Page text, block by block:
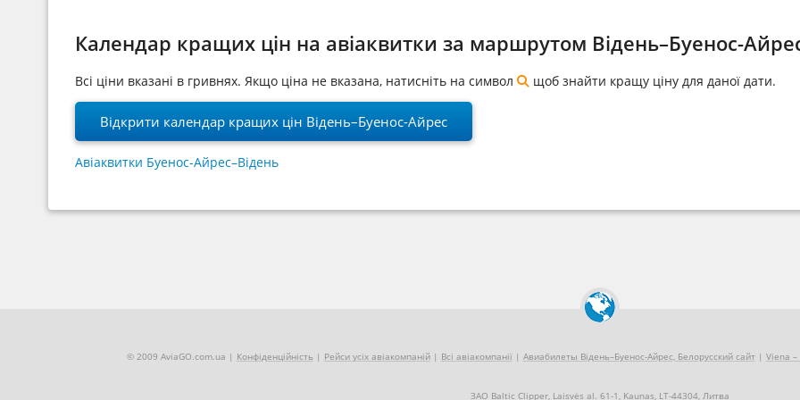
Календар кращих цін на авіаквитки за маршрутом Відень–Буенос-
Всі ціни вказані в гривнях. Якщо ціна не вказана, натисніть на символ щоб знайти кращу ціну для даної дати.
Відкрити календар кращих цін Відень–Буенос-Айрес
Авіаквитки Буенос-Айрес–Відень
© 2009 AviaGO.com.ua | Конфіденційність| Рейси усіх авіакомпаній| Всі авіакомпанії| Авиабилеты Відень–Буенос-Айрес, Белорусский сайт| Viena
ЗАО Baltic Clipper, Laisvės al. 61-1, Kaunas, LT-44304, Литва